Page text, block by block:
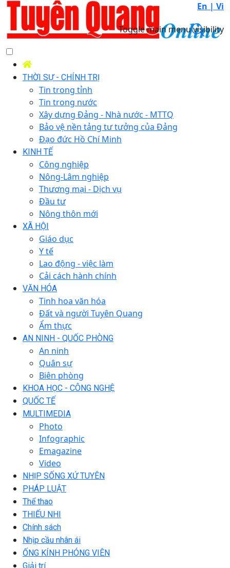
En | Vi
Toggle main menu visibility
THỜI SỰ - CHÍNH TRỊ
Tin trong tỉnh
Tin trong nước
Xây dựng Đảng - Nhà nước - MTTQ
Bảo vệ nền tảng tư tưởng của Đảng
Đạo đức Hồ Chí Minh
KINH TẾ
Công nghiệp
Nông-Lâm nghiệp
Thương mại - Dịch vụ
Đầu tư
Nông thôn mới
XÃ HỘI
Giáo dục
Y tế
Lao động - việc làm
Cải cách hành chính
VĂN HÓA
Tinh hoa văn hóa
Đất và người Tuyên Quang
Ẩm thực
AN NINH - QUỐC PHÒNG
An ninh
Quân sự
Biên phòng
KHOA HỌC - CÔNG NGHỆ
QUỐC TẾ
MULTIMEDIA
Photo
Infographic
Emagazine
Video
NHỊP SỐNG XỨ TUYÊN
PHÁP LUẬT
Thể thao
THIẾU NHI
Chính sách
Nhịp cầu nhân ái
ỐNG KÍNH PHÓNG VIÊN
Giải trí